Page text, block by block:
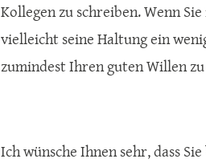
Kollegen zu schreiben. Wenn
vielleicht seine Haltung ein
zumindest Ihren guten Willen
Ich wünsche Ihnen sehr, dass